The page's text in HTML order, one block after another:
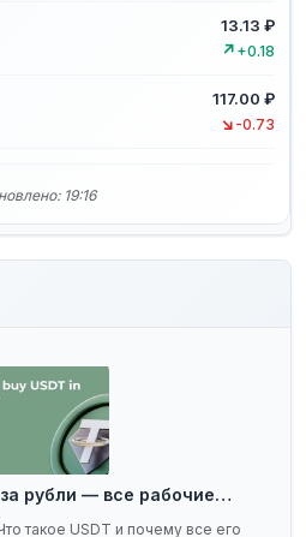
13.13 ₽
↗ +0.18
117.00 ₽
↘ -0.73
19:16
за рубли — все рабочие…
такое USDT и почему все его